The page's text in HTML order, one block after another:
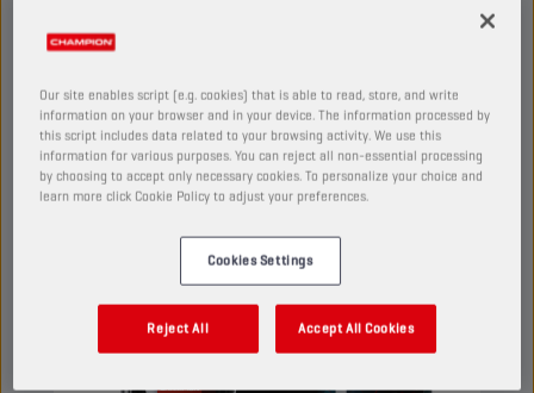
OLEJE DO OSI I RĘCZNEJ SKRZYNI BIEGÓW
Our site enables script (e.g. cookies) that is able to read, store, and write
information on your browser and in your device. The information processed by
this script includes data related to your browsing activity. We use this
information for various purposes. You can reject all non-essential processing
by choosing to accept only necessary cookies. To personalize your choice and
learn more click Cookie Policy to adjust your preferences.
Cookies Settings
Reject All Accept All Cookies